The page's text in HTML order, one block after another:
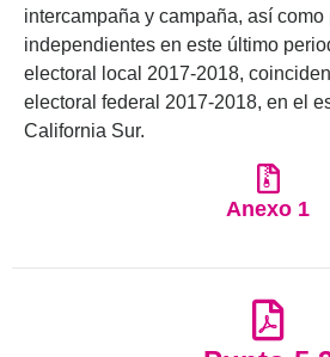
intercampaña y campaña, así
independientes en este último
electoral local 2017-2018,
electoral federal 2017-2018, en el
California Sur.
Anexo 1